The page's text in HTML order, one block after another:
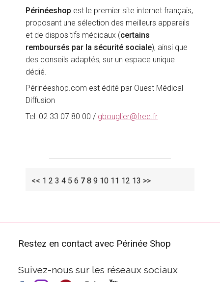
Périnéeshop est le premier site internet français,
proposant une sélection des meilleurs appareils
et de dispositifs médicaux (certains
remboursés par la sécurité sociale), ainsi que
des conseils adaptés, sur un espace unique
dédié.
Périnéeshop.com est édité par Ouest Médical
Diffusion
Tel: 02 33 07 80 00 / gbouglier@free.fr
<< 1 2 3 4 5 6 7 8 9 10 11 12 13 >>
Restez en contact avec Périnée Shop
Suivez-nous sur les réseaux sociaux